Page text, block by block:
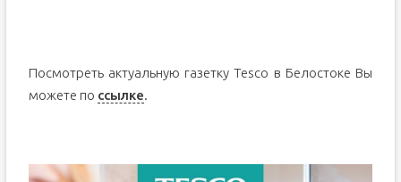
Посмотреть актуальную газетку Tesco в Белостоке Вы
можете по ссылке.